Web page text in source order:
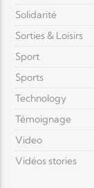
Solidarité
Sorties & Loisirs
Sport
Sports
Technology
Témoignage
Video
Vidéos stories